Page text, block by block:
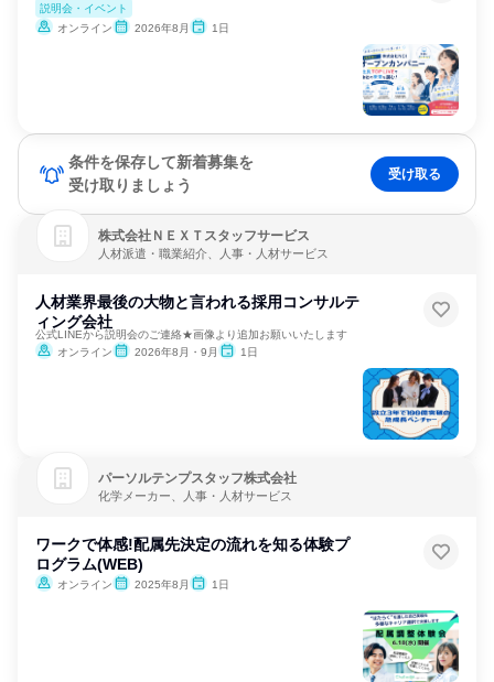
説明会・イベント
オンライン
2026年8月 1日
条件を保存して新着募集を
受け取りましょう
受け取る
株式会社ＮＥＸＴスタッフサービス
人材派遣・職業紹介、人事・人材サービス
人材業界最後の大物と言われる採用コンサルテ
ィング会社
公式LINEから説明会のご連絡★画像より追加お願いいたします
オンライン
2026年8月・9月 1日
パーソルテンプスタッフ株式会社
化学メーカー、人事・人材サービス
ワークで体感!配属先決定の流れを知る体験プ
ログラム(WEB)
オンライン 2025年8月 1日